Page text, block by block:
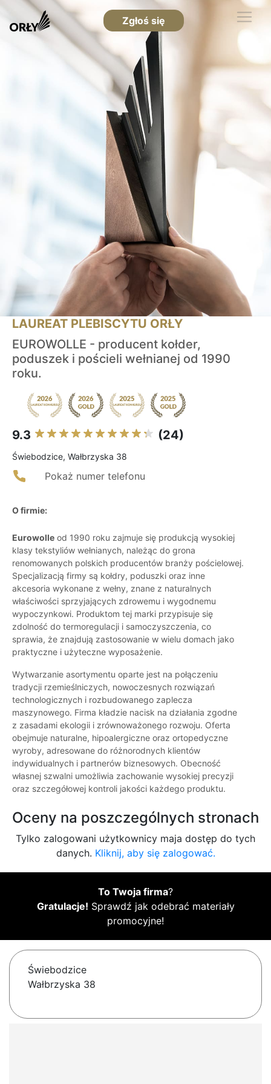
Zgłoś się
LAUREAT PLEBISCYTU ORŁY
EUROWOLLE - producent kołder,
poduszek i pościeli wełnianej od 1990
roku.
9.3 (24)
Świebodzice, Wałbrzyska 38
Pokaż numer telefonu
O firmie:
Eurowolle od 1990 roku zajmuje się produkcją wysokiej
klasy tekstyliów wełnianych, należąc do grona
renomowanych polskich producentów branży pościelowej.
Specjalizacją firmy są kołdry, poduszki oraz inne
akcesoria wykonane z wełny, znane z naturalnych
właściwości sprzyjających zdrowemu i wygodnemu
wypoczynkowi. Produktom tej marki przypisuje się
zdolność do termoregulacji i samoczyszczenia, co
sprawia, że znajdują zastosowanie w wielu domach jako
praktyczne i użyteczne wyposażenie.
Wytwarzanie asortymentu oparte jest na połączeniu
tradycji rzemieślniczych, nowoczesnych rozwiązań
technologicznych i rozbudowanego zaplecza
maszynowego. Firma kładzie nacisk na działania zgodne
z zasadami ekologii i zrównoważonego rozwoju. Oferta
obejmuje naturalne, hipoalergiczne oraz ortopedyczne
wyroby, adresowane do różnorodnych klientów
indywidualnych i partnerów biznesowych. Obecność
własnej szwalni umożliwia zachowanie wysokiej precyzji
oraz szczegółowej kontroli jakości każdego produktu.
Oceny na poszczególnych stronach
Tylko zalogowani użytkownicy maja dostęp do tych
danych. Kliknij, aby się zalogować.
To Twoja firma?
Gratulacje! Sprawdź jak odebrać materiały
promocyjne!
Świebodzice
Wałbrzyska 38